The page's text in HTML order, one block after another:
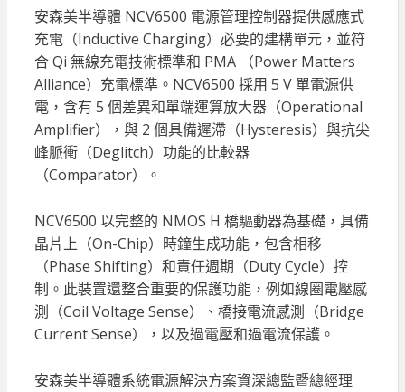
安森美半導體 NCV6500 電源管理控制器提供感應式
充電（Inductive Charging）必要的建構單元，並符
合 Qi 無線充電技術標準和 PMA （Power Matters
Alliance）充電標準。NCV6500 採用 5 V 單電源供
電，含有 5 個差異和單端運算放大器（Operational
Amplifier），與 2 個具備遲滯（Hysteresis）與抗尖
峰脈衝（Deglitch）功能的比較器
（Comparator）。
NCV6500 以完整的 NMOS H 橋驅動器為基礎，具備
晶片上（On-Chip）時鐘生成功能，包含相移
（Phase Shifting）和責任週期（Duty Cycle）控
制。此裝置還整合重要的保護功能，例如線圈電壓感
測（Coil Voltage Sense）、橋接電流感測（Bridge
Current Sense），以及過電壓和過電流保護。
安森美半導體系統電源解決方案資深總監暨總經理